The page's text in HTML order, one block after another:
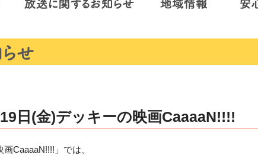
19日(金)デッキーの映画CaaaaN!!!!
CaaaaN!!!!」では、